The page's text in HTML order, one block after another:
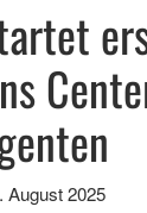
August 2025